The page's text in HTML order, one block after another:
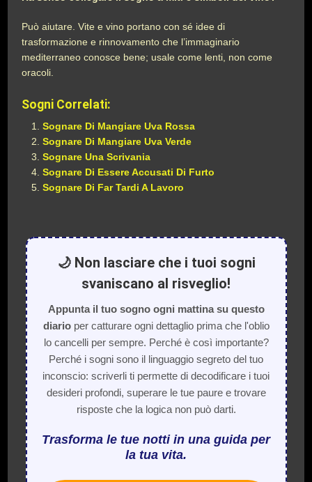
Può aiutare. Vite e vino portano con sé idee di
trasformazione e rinnovamento che l’immaginario
mediterraneo conosce bene; usale come lenti, non come
oracoli.
Sogni Correlati:
Sognare Di Mangiare Uva Rossa
Sognare Di Mangiare Uva Verde
Sognare Una Scrivania
Sognare Di Essere Accusati Di Furto
Sognare Di Far Tardi A Lavoro
🌙 Non lasciare che i tuoi sogni
svaniscano al risveglio!
Appunta il tuo sogno ogni mattina su questo
diarioper catturare ogni dettaglio prima che l'oblio
lo cancelli per sempre. Perché è così importante?
Perché i sogni sono il linguaggio segreto del tuo
inconscio: scriverli ti permette di decodificare i tuoi
desideri profondi, superare le tue paure e trovare
risposte che la logica non può darti.
Trasforma le tue notti in una guida per
la tua vita.